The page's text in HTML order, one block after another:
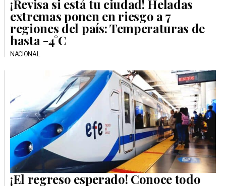
¡Revisa si está tu ciudad! Heladas
extremas ponen en riesgo a 7
regiones del país: Temperaturas de
hasta -4°C
NACIONAL
¡El regreso esperado! Conoce todo